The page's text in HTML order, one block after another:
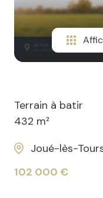
Terrain à batir
432 m²
Joué-lès-
102 000 €